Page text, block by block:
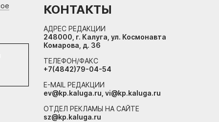
КОНТАКТЫ
АДРЕС РЕДАКЦИИ
248000, г. Калуга, ул. Космонавта
Комарова, д. 36
ТЕЛЕФОН/ФАКС
+7(4842)79-04-54
E-MAIL РЕДАКЦИИ
ev@kp.kaluga.ru, vi@kp.kaluga.ru
ОТДЕЛ РЕКЛАМЫ НА САЙТЕ
sz@kp.kaluga.ru